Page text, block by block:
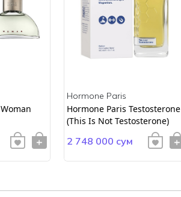
Hormone Paris
Hormone Paris Testosterone
(This Is Not Testosterone)
2 748 000 сум